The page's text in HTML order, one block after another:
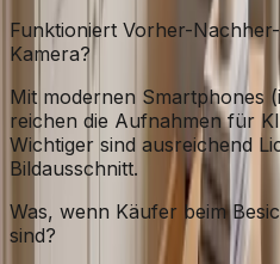
Funktioniert Vorher-
Kamera?
Mit modernen Smartphones
reichen die Aufnahmen für
Wichtiger sind ausreichend
Bildausschnitt.
Was, wenn Käufer beim
sind?